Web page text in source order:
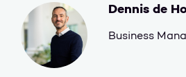
Dennis de
Business